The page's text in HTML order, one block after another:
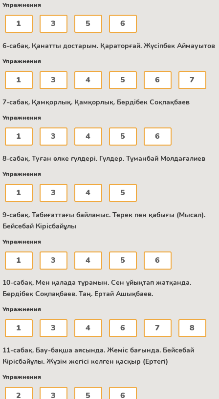
Упражнения
1 3 5 6
6-сабақ. Қанатты достарым. Қараторғай. Жүсіпбек Аймауытов
Упражнения
1 3 4 5 6 7
7-сабақ. Қамқорлық. Қамқорлық. Бердібек Соқпақбаев
Упражнения
1 3 4 5 6
8-сабақ. Туған өлке гүлдері. Гүлдер. Тұманбай Молдағалиев
Упражнения
1 3 4 5
9-сабақ. Табиғаттағы байланыс. Терек пен қабығы (Мысал).
Бейсебай Кірісбайұлы
Упражнения
1 3 4 5 6
10-сабақ. Мен қалада тұрамын. Сен ұйықтап жатқанда.
Бердібек Соқпақбаев. Таң. Ертай Ашықбаев.
Упражнения
1 3 4 6 7 8
11-сабақ. Бау-бақша аясында. Жеміс бағында. Бейсебай
Кірісбайұлы. Жүзім жегісі келген қасқыр (Ертегі)
Упражнения
2 3 5 6